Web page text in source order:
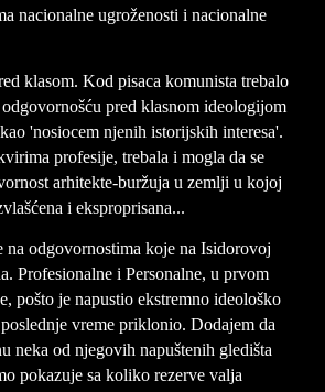
nacionalne ugroženosti i nacionalne
klasom. Kod pisaca komunista trebalo
pred klasnom ideologijom
'nosiocem njenih istorijskih interesa'.
profesije, trebala i mogla da se
arhitekte-buržuja u zemlji u kojoj
i eksproprisana...
na odgovornostima koje na Isidorovoj
Profesionalne i Personalne, u prvom
pošto je napustio ekstremno ideološko
vreme priklonio. Dodajem da
neka od njegovih napuštenih gledišta
pokazuje sa koliko rezerve valja